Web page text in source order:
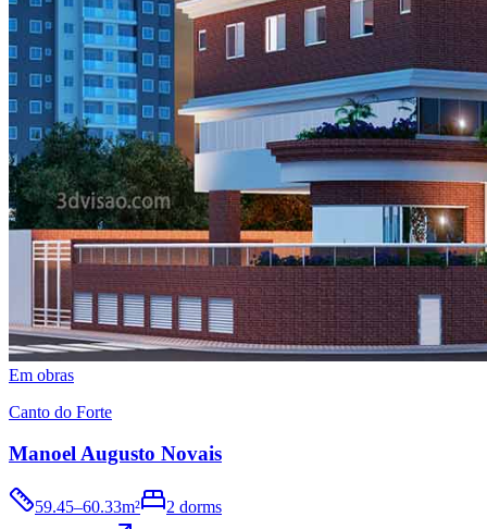
Em obras
Canto do Forte
Manoel Augusto Novais
59.45–60.33m²
2 dorms